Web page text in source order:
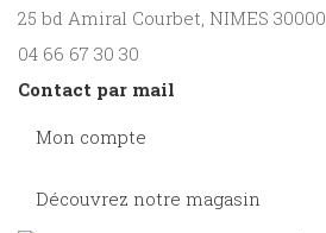
25 bd Amiral Courbet, NIMES 30000
04 66 67 30 30
Contact par mail
Mon compte
Découvrez notre magasin